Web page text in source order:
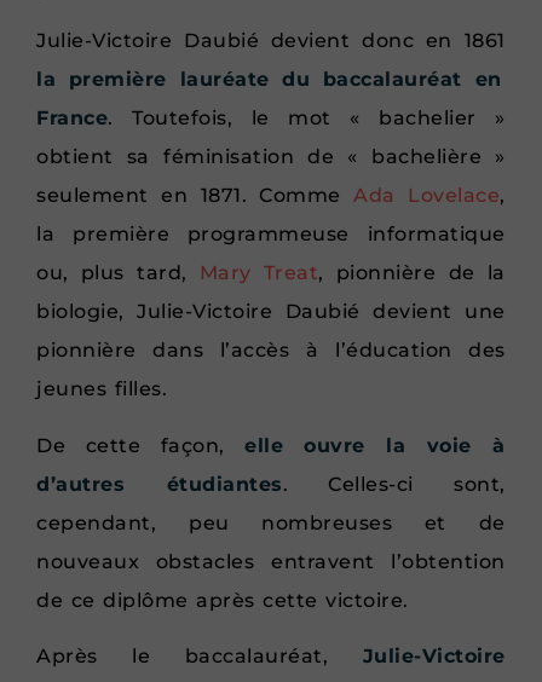
Julie-Victoire Daubié devient donc en 1861
la première lauréate du baccalauréat en
France. Toutefois, le mot « bachelier »
obtient sa féminisation de « bachelière »
seulement en 1871. CommeAda Lovelace,
la première programmeuse informatique
ou, plus tard,
Mary Treat, pionnière de la
biologie, Julie-Victoire Daubié devient une
pionnière dans l’accès à l’éducation des
jeunes filles.
De cette façon,elle ouvre la voie à
d’autres étudiantes. Celles-ci sont,
cependant, peu nombreuses et de
nouveaux obstacles entravent l’obtention
de ce diplôme après cette victoire.
Après le baccalauréat, Julie-Victoire